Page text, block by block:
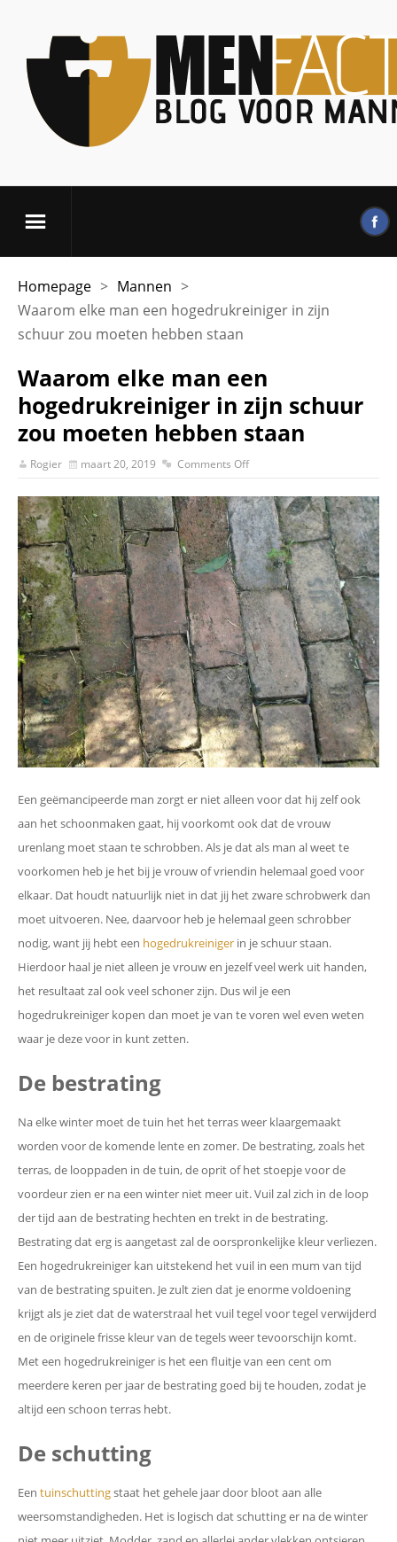
Homepage > Mannen >
Waarom elke man een hogedrukreiniger in zijn
schuur zou moeten hebben staan
Waarom elke man een
hogedrukreiniger in zijn schuur
zou moeten hebben staan
Rogier maart 20, 2019 Comments Off
Een geëmancipeerde man zorgt er niet alleen voor dat hij zelf ook
aan het schoonmaken gaat, hij voorkomt ook dat de vrouw
urenlang moet staan te schrobben. Als je dat als man al weet te
voorkomen heb je het bij je vrouw of vriendin helemaal goed voor
elkaar. Dat houdt natuurlijk niet in dat jij het zware schrobwerk dan
moet uitvoeren. Nee, daarvoor heb je helemaal geen schrobber
nodig, want jij hebt een hogedrukreiniger in je schuur staan.
Hierdoor haal je niet alleen je vrouw en jezelf veel werk uit handen,
het resultaat zal ook veel schoner zijn. Dus wil je een
hogedrukreiniger kopen dan moet je van te voren wel even weten
waar je deze voor in kunt zetten.
De bestrating
Na elke winter moet de tuin het het terras weer klaargemaakt
worden voor de komende lente en zomer. De bestrating, zoals het
terras, de looppaden in de tuin, de oprit of het stoepje voor de
voordeur zien er na een winter niet meer uit. Vuil zal zich in de loop
der tijd aan de bestrating hechten en trekt in de bestrating.
Bestrating dat erg is aangetast zal de oorspronkelijke kleur verliezen.
Een hogedrukreiniger kan uitstekend het vuil in een mum van tijd
van de bestrating spuiten. Je zult zien dat je enorme voldoening
krijgt als je ziet dat de waterstraal het vuil tegel voor tegel verwijderd
en de originele frisse kleur van de tegels weer tevoorschijn komt.
Met een hogedrukreiniger is het een fluitje van een cent om
meerdere keren per jaar de bestrating goed bij te houden, zodat je
altijd een schoon terras hebt.
De schutting
Een tuinschuttingstaat het gehele jaar door bloot aan alle
weersomstandigheden. Het is logisch dat schutting er na de winter